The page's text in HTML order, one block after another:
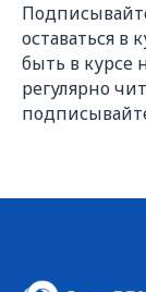
оставаться в
быть в курсе
регулярно